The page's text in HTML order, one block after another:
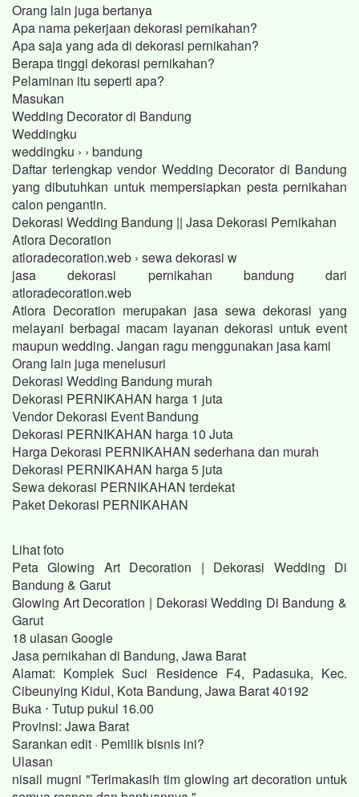
Orang lain juga bertanya
Apa nama pekerjaan dekorasi pernikahan?
Apa saja yang ada di dekorasi pernikahan?
Berapa tinggi dekorasi pernikahan?
Pelaminan itu seperti apa?
Masukan
Wedding Decorator di Bandung
Weddingku
weddingku › › bandung
Daftar terlengkap vendor Wedding Decorator di Bandung
yang dibutuhkan untuk mempersiapkan pesta pernikahan
calon pengantin.
Dekorasi Wedding Bandung || Jasa Dekorasi Pernikahan
Atlora Decoration
atloradecoration.web › sewa dekorasi w
jasa dekorasi pernikahan bandung dari
atloradecoration.web
Atlora Decoration merupakan jasa sewa dekorasi yang
melayani berbagai macam layanan dekorasi untuk event
maupun wedding. Jangan ragu menggunakan jasa kami
Orang lain juga menelusuri
Dekorasi Wedding Bandung murah
Dekorasi PERNIKAHAN harga 1 juta
Vendor Dekorasi Event Bandung
Dekorasi PERNIKAHAN harga 10 Juta
Harga Dekorasi PERNIKAHAN sederhana dan murah
Dekorasi PERNIKAHAN harga 5 juta
Sewa dekorasi PERNIKAHAN terdekat
Paket Dekorasi PERNIKAHAN
Lihat foto
Peta Glowing Art Decoration | Dekorasi Wedding Di
Bandung & Garut
Glowing Art Decoration | Dekorasi Wedding Di Bandung &
Garut
18 ulasan Google
Jasa pernikahan di Bandung, Jawa Barat
Alamat: Komplek Suci Residence F4, Padasuka, Kec.
Cibeunying Kidul, Kota Bandung, Jawa Barat 40192
Buka ⋅ Tutup pukul 16.00
Provinsi: Jawa Barat
Sarankan edit · Pemilik bisnis ini?
Ulasan
nisail mugni "Terimakasih tim glowing art decoration untuk